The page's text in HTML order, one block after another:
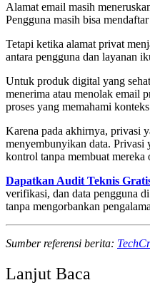
Alamat email masih
Pengguna masih bisa
Tetapi ketika alamat privat
antara pengguna dan layanan
Untuk produk digital yang
menerima atau menolak email
proses yang memahami
Karena pada akhirnya, privasi
menyembunyikan data. Privasi
kontrol tanpa membuat mereka
Dapatkan Audit Teknis
verifikasi, dan data pengguna
tanpa mengorbankan
Sumber referensi berita:
Lanjut Baca